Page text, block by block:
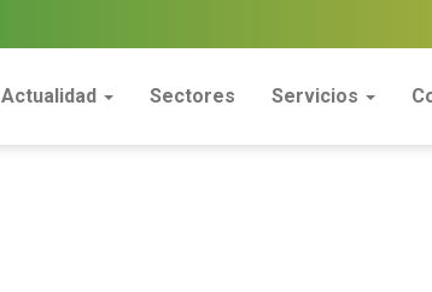
Actualidad Sectores Servicios